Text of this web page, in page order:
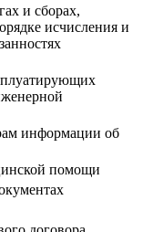
и сборах,
исчисления и
информации об
помощи